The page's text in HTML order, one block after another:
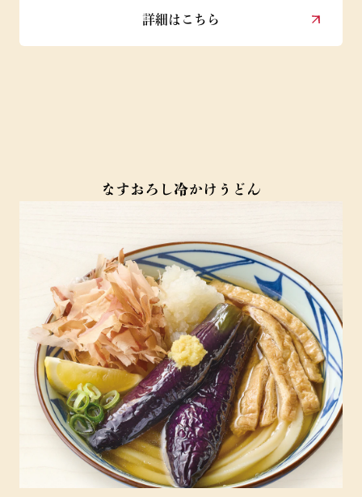
詳細はこちら
なすおろし冷かけうどん